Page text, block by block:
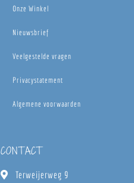
Onze Winkel
Nieuwsbrief
Veelgestelde vragen
Privacystatement
Algemene voorwaarden
CONTACT
Terweijerweg 9